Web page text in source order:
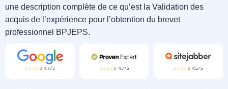
🚀
une description complète de ce qu’est la Validation des
acquis de l’expérience pour l’obtention du brevet
professionnel BPJEPS.
4,7 / 5 4,7/ 5 4,5 / 5